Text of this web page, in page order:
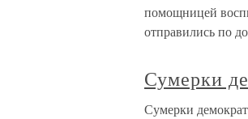
помощницей
отправились по
Сумерки
Сумерки